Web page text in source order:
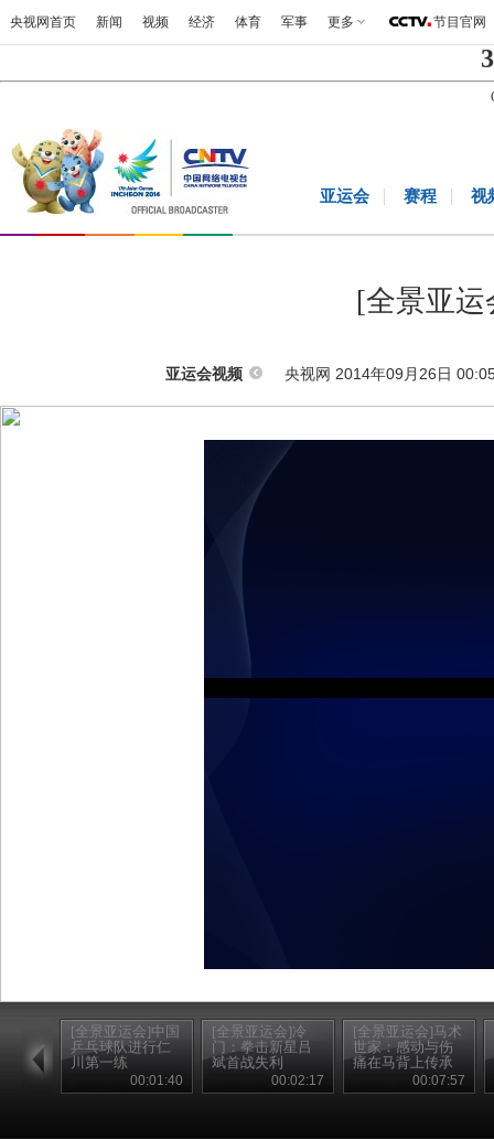
央视网首页 新闻 视频 经济 体育 军事 更多 节目官网
亚运会 赛程 视
[全景亚运
亚运会视频 央视网 2014年09月26日
[全景亚运会]中国
乒乓球队进行仁
川第一练
00:01:40
[全景亚运会]冷
门：拳击新星吕
斌首战失利
00:02:17
[全景亚运会]马术
世家：感动与伤
痛在马背上传承
00:07:57